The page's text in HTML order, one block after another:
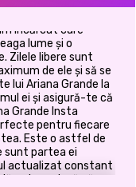
încărcat care
lume și o
Zilele libere sunt
de ele și să se
lui Ariana Grande la
ei și asigură-te că
Grande Insta
pentru fiecare
Este o astfel de
sunt partea ei
actualizat constant
asigurați-vă că